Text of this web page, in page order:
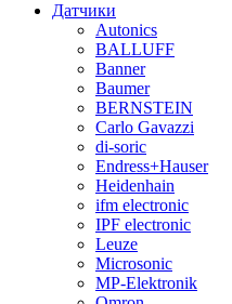
Датчики
Autonics
BALLUFF
Banner
Baumer
BERNSTEIN
Carlo Gavazzi
di-soric
Endress+Hauser
Heidenhain
ifm electronic
IPF electronic
Leuze
Microsonic
MP-Elektronik